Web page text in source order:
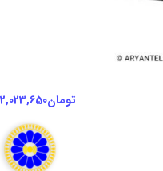
تومان2,023,650